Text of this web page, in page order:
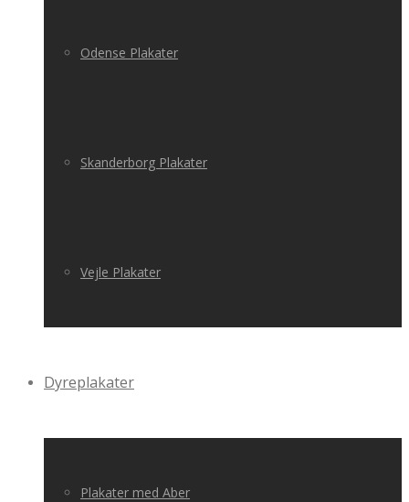
Odense Plakater
Skanderborg Plakater
Vejle Plakater
Dyreplakater
Plakater med Aber